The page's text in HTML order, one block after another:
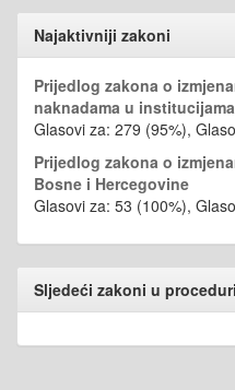
Najaktivniji zakoni
Prijedlog zakona o
naknadama u
Glasovi za: 279 (95%),
Prijedlog zakona o
Bosne i Hercegovine
Glasovi za: 53 (100%),
Sljedeći zakoni u proceduri